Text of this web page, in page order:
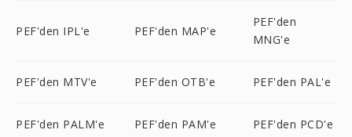
PEF'den IPL'e PEF'den MAP'e
PEF'den
MNG'e
PEF'den MTV'e PEF'den OTB'e PEF'den PAL'e
PEF'den PALM'e PEF'den PAM'e PEF'den PCD'e